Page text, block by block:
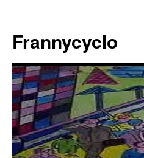
contenu
Frannycyclo